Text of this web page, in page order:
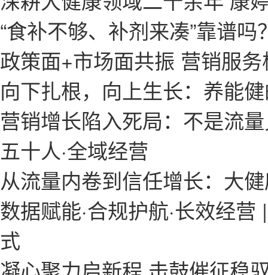
“食补不够、补剂来凑”靠谱吗
政策面+市场面共振 营销服
向下扎根，向上生长：养能
营销增长陷入死局：不是流
五十人·全域经营
从流量内卷到信任增长：大
数据赋能·合规护航·长效经
式